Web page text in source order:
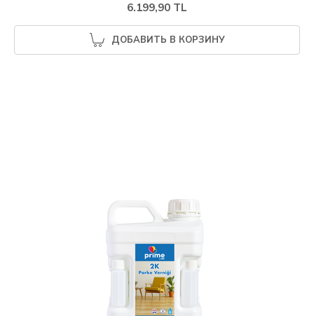
6.199,90 TL
ДОБАВИТЬ В КОРЗИНУ